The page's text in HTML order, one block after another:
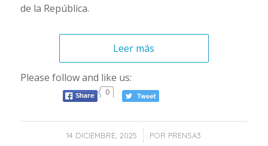
de la República.
Leer más
Please follow and like us:
0
14 DICIEMBRE, 2025
/ POR PRENSA3